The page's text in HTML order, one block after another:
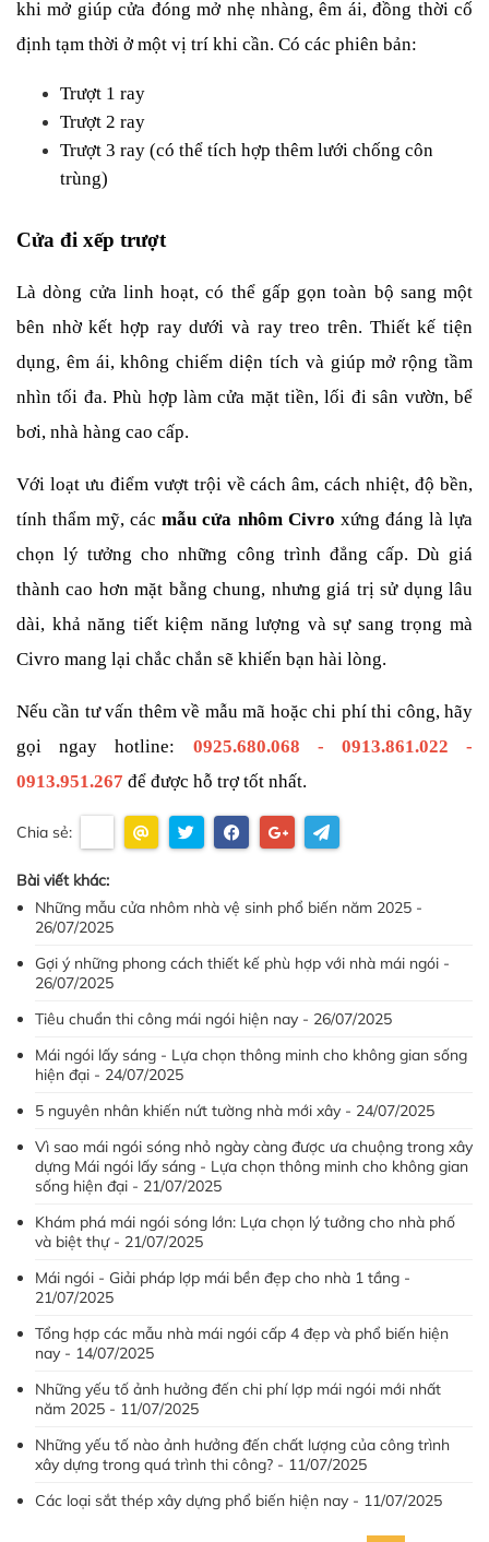
khi mở giúp cửa đóng mở nhẹ nhàng, êm ái, đồng thời cố
định tạm thời ở một vị trí khi cần. Có các phiên bản:
Trượt 1 ray
Trượt 2 ray
Trượt 3 ray (có thể tích hợp thêm lưới chống côn
trùng)
Cửa đi xếp trượt
Là dòng cửa linh hoạt, có thể gấp gọn toàn bộ sang một
bên nhờ kết hợp ray dưới và ray treo trên. Thiết kế tiện
dụng, êm ái, không chiếm diện tích và giúp mở rộng tầm
nhìn tối đa. Phù hợp làm cửa mặt tiền, lối đi sân vườn, bể
bơi, nhà hàng cao cấp.
Với loạt ưu điểm vượt trội về cách âm, cách nhiệt, độ bền,
tính thẩm mỹ, các mẫu cửa nhôm Civro xứng đáng là lựa
chọn lý tưởng cho những công trình đẳng cấp. Dù giá
thành cao hơn mặt bằng chung, nhưng giá trị sử dụng lâu
dài, khả năng tiết kiệm năng lượng và sự sang trọng mà
Civro mang lại chắc chắn sẽ khiến bạn hài lòng.
Nếu cần tư vấn thêm về mẫu mã hoặc chi phí thi công, hãy
gọi ngay hotline: 0925.680.068 - 0913.861.022 -
0913.951.267 để được hỗ trợ tốt nhất.
Chia sẻ:
Bài viết khác:
Những mẫu cửa nhôm nhà vệ sinh phổ biến năm 2025 -
26/07/2025
Gợi ý những phong cách thiết kế phù hợp với nhà mái ngói -
26/07/2025
Tiêu chuẩn thi công mái ngói hiện nay - 26/07/2025
Mái ngói lấy sáng - Lựa chọn thông minh cho không gian sống
hiện đại - 24/07/2025
5 nguyên nhân khiến nứt tường nhà mới xây - 24/07/2025
Vì sao mái ngói sóng nhỏ ngày càng được ưa chuộng trong xây
dựng Mái ngói lấy sáng - Lựa chọn thông minh cho không gian
sống hiện đại - 21/07/2025
Khám phá mái ngói sóng lớn: Lựa chọn lý tưởng cho nhà phố
và biệt thự - 21/07/2025
Mái ngói - Giải pháp lợp mái bền đẹp cho nhà 1 tầng -
21/07/2025
Tổng hợp các mẫu nhà mái ngói cấp 4 đẹp và phổ biến hiện
nay - 14/07/2025
Những yếu tố ảnh hưởng đến chi phí lợp mái ngói mới nhất
năm 2025 - 11/07/2025
Những yếu tố nào ảnh hưởng đến chất lượng của công trình
xây dựng trong quá trình thi công? - 11/07/2025
Các loại sắt thép xây dựng phổ biến hiện nay - 11/07/2025